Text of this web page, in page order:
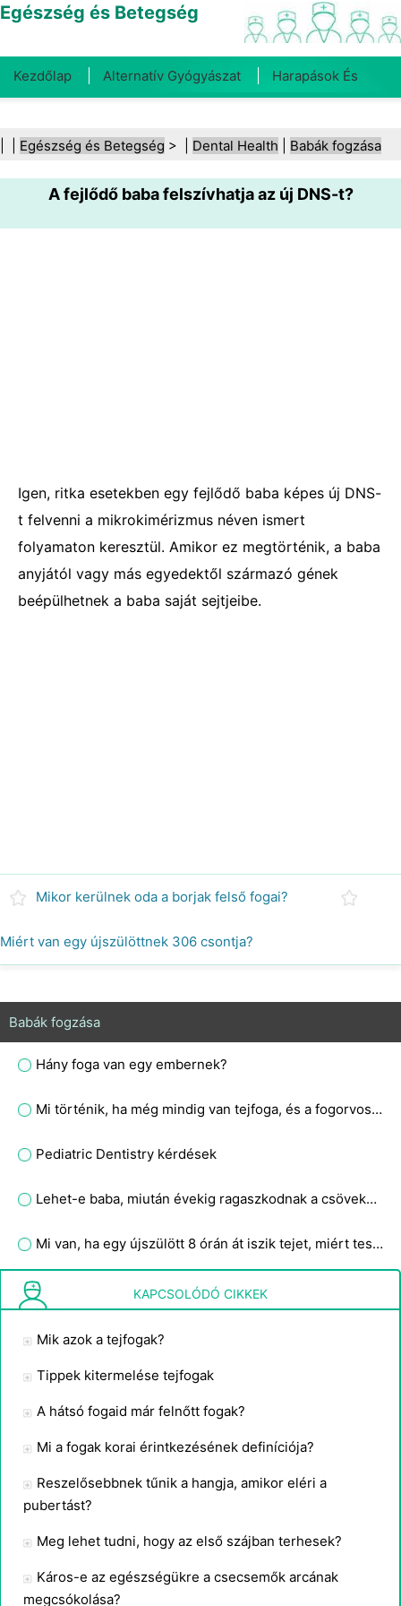
Egészség és Betegség
Kezdőlap Alternatív Gyógyászat Harapások És
Fogegészség Diéta És Táplálkozás Családi
Egészség Egészségügyi Ágazat Mentális Egészség
Közegészségügy És Biztonság Sebészet És
Egészség és Betegség > | Dental Health Babák fogzása
A fejlődő baba felszívhatja az új DNS-t?
Igen, ritka esetekben egy fejlődő baba képes új DNS-
t felvenni a mikrokimérizmus néven ismert
folyamaton keresztül. Amikor ez megtörténik, a baba
anyjától vagy más egyedektől származó gének
beépülhetnek a baba saját sejtjeibe.
Mikor kerülnek oda a borjak felső fogai?
Miért van egy újszülöttnek 306 csontja?
Babák fogzása
Hány foga van egy embernek?
Mi történik, ha még mindig van tejfoga, és a fogorvos el akarja távolítani, majd cserélje ki tartósra, a fájdalom komoly eljárás?
Pediatric Dentistry kérdések
Lehet-e baba, miután évekig ragaszkodnak a csövekhez?
Mi van, ha egy újszülött 8 órán át iszik tejet, miért tesz?
Mi van, ha a csecsemő bőre nő a két elülső fog között?
KAPCSOLÓDÓ CIKKEK
Mik azok a tejfogak?
Tippek kitermelése tejfogak
A hátsó fogaid már felnőtt fogak?
Mi a fogak korai érintkezésének definíciója?
Reszelősebbnek tűnik a hangja, amikor eléri a
pubertást?
Meg lehet tudni, hogy az első szájban terhesek?
Káros-e az egészségükre a csecsemők arcának
megcsókolása?